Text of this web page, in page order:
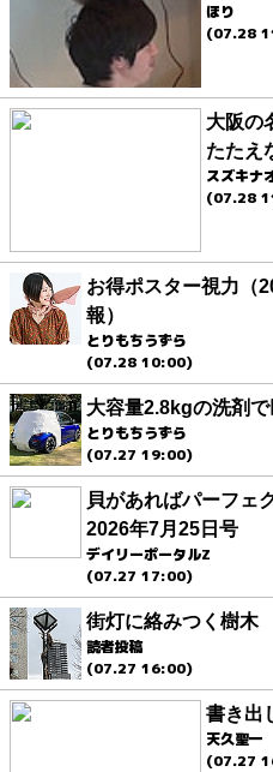
ほり
(07.28
大阪の
たたえ
スズキナ
(07.28
お得ポスター視力（
報）
とりもちうずら
(07.28 10:00)
大容量2.8kgの洗剤
とりもちうずら
(07.27 19:00)
貝があればパーフェ
2026年7月25日号
デイリーポータルZ
(07.27 17:00)
街灯に絡みつく樹木
読者投稿
(07.27 16:00)
書き出
天久聖一
(07.27